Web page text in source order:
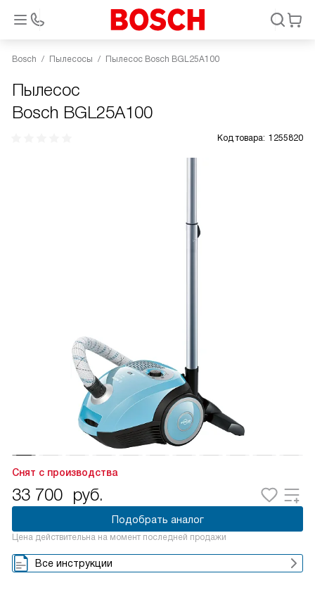
Bosch Пылесосы Пылесос Bosch BGL25A100
Пылесос
Bosch BGL25A100
Код товара: 1255820
Снят с производства
33 700 руб.
Подобрать аналог
Цена действительна на момент последней продажи
Все инструкции